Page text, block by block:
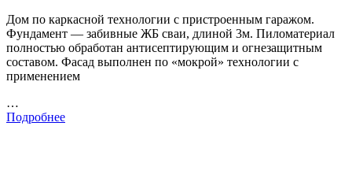
Дом по каркасной технологии с пристроенным гаражом.
Фундамент — забивные ЖБ сваи, длиной 3м. Пиломатериал
полностью обработан антисептирующим и огнезащитным
составом. Фасад выполнен по «мокрой» технологии с
применением
…
Подробнее